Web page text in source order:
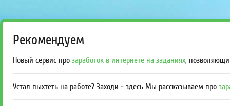
Рекомендуем
Новый сервис про заработок в интернете на заданиях,
Устал пыхтеть на работе? Заходи - здесь Мы рассказываем про